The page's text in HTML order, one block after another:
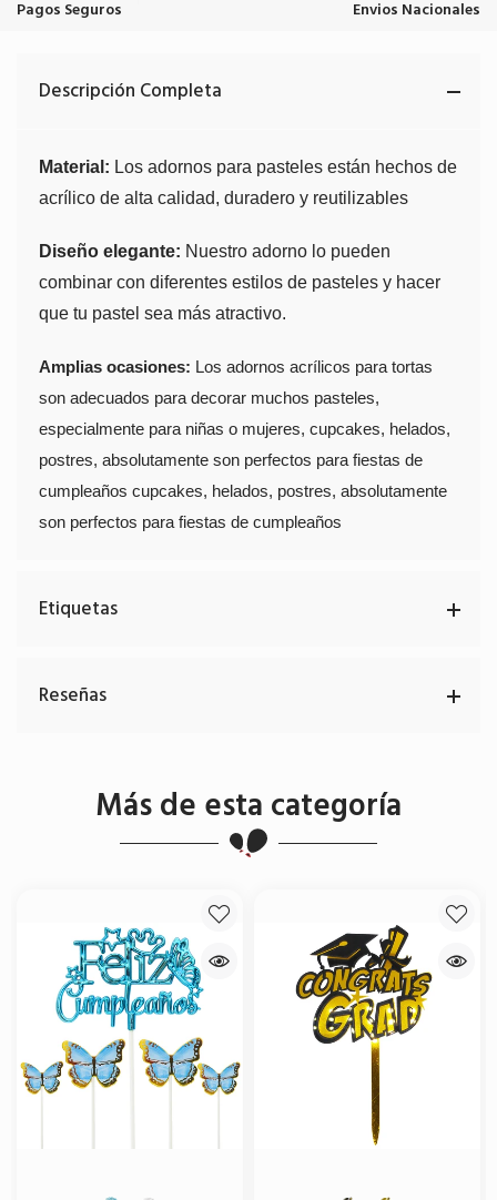
Pagos Seguros Envios Nacionales
Descripción Completa
Material: Los adornos para pasteles están hechos de
acrílico de alta calidad, duradero y reutilizables
Diseño elegante: Nuestro adorno lo pueden
combinar con diferentes estilos de pasteles y hacer
que tu pastel sea más atractivo.
Amplias ocasiones: Los adornos acrílicos para tortas
son adecuados para decorar muchos pasteles,
especialmente para niñas o mujeres, cupcakes, helados,
postres, absolutamente son perfectos para fiestas de
cumpleaños cupcakes, helados, postres, absolutamente
son perfectos para fiestas de cumpleaños
Etiquetas
Reseñas
Más de esta categoría